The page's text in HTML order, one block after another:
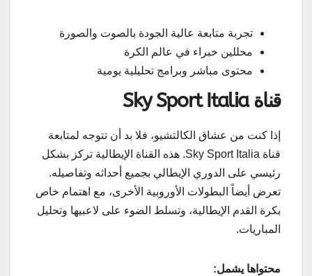
تجربة متابعة عالية الجودة بالصوت والصورة
محللين خبراء في عالم الكرة
محتوى مباشر وبرامج تحليلية يومية
قناة Sky Sport Italia
إذا كنت من عشاق الكالتشيو، فلا بد أن تتوجه لمتابعة
قناة Sky Sport Italia. هذه القناة الإيطالية تركز بشكل
رئيسي على الدوري الإيطالي بجميع أحداثه وتفاصيله.
تعرض أيضاً البطولات الأوروبية الأخرى، مع اهتمام خاص
بكرة القدم الإيطالية، وتسلط الضوء على لاعبيها وتحليل
المباريات.
محتواها يشمل: